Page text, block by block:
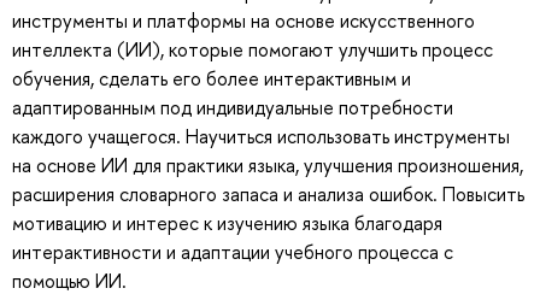
инструменты и платформы на основе искусственного
интеллекта (ИИ), которые помогают улучшить процесс
обучения, сделать его более интерактивным и
адаптированным под индивидуальные потребности
каждого учащегося. Научиться использовать инструменты
на основе ИИ для практики языка, улучшения произношения,
расширения словарного запаса и анализа ошибок. Повысить
мотивацию и интерес к изучению языка благодаря
интерактивности и адаптации учебного процесса с
помощью ИИ.